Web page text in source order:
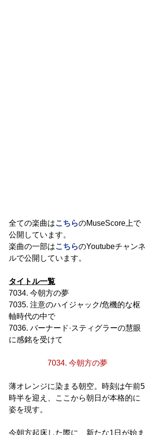
全ての楽曲はこちらのMuseScore上で
公開しています。
楽曲の一部はこちらのYoutubeチャンネ
ルで公開しています。
タイトル一覧
7034. 今朝方の夢
7035. 注意のハイジャック/危機的な枢
軸時代の中で
7036. バーナード·スティグラーの慧眼
に感銘を受けて
7034. 今朝方の夢
薄オレンジに染まる朝空。時刻は午前5
時半を迎え、ここから朝日が本格的に
姿を現す。
今朝方起床した際に、新たな1日が始ま